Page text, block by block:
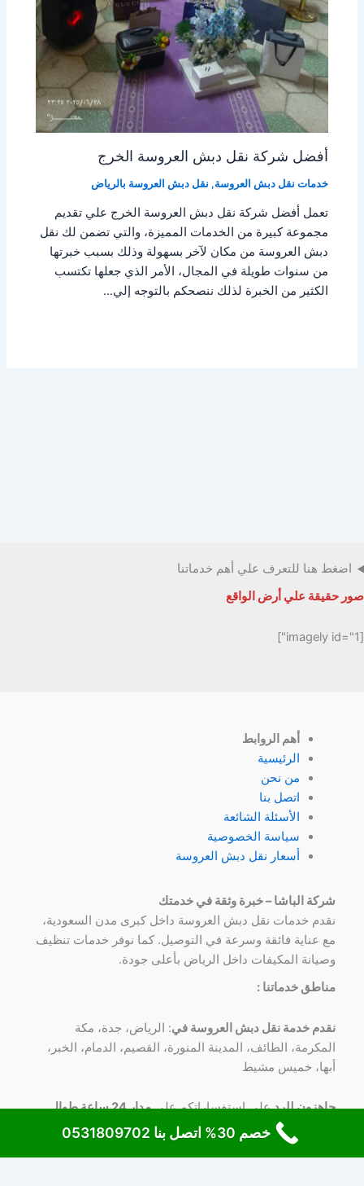
أفضل شركة نقل دبش العروسة الخرج
خدمات نقل دبش العروسة, نقل دبش العروسة بالرياض
تعمل أفضل شركة نقل دبش العروسة الخرج علي تقديم
مجموعة كبيرة من الخدمات المميزة، والتي تضمن لك نقل
دبش العروسة من مكان لآخر بسهولة وذلك بسبب خبرتها
من سنوات طويلة في المجال، الأمر الذي جعلها تكتسب
الكثير من الخبرة لذلك ننصحكم بالتوجه إلي…
اضغط هنا للتعرف علي أهم خدماتنا
صور حقيقة علي أرض الواقع
[imagely id="1"]
أهم الروابط
الرئيسية
من نحن
اتصل بنا
الأسئلة الشائعة
سياسة الخصوصية
أسعار نقل دبش العروسة
شركة الباشا – خبرة وثقة في خدمتك
نقدم خدمات نقل دبش العروسة داخل كبرى مدن السعودية،
مع عناية فائقة وسرعة في التوصيل. كما نوفر خدمات تنظيف
وصيانة المكيفات داخل الرياض بأعلى جودة.
مناطق خدماتنا :
نقدم خدمة نقل دبش العروسة في: الرياض، جدة، مكة
المكرمة، الطائف، المدينة المنورة، القصيم، الدمام، الخبر،
أبها، خميس مشيط
جاهزون للردعلي استفساراتكم علي
مدار 24 ساعة طوال
علي رقم 0531809702
خصم 30% اتصل بنا 0531809702